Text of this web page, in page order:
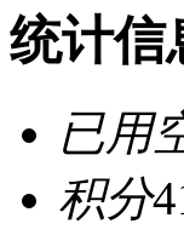
统计信
已用
积分